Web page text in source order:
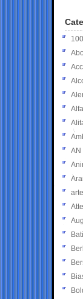
AN
arte